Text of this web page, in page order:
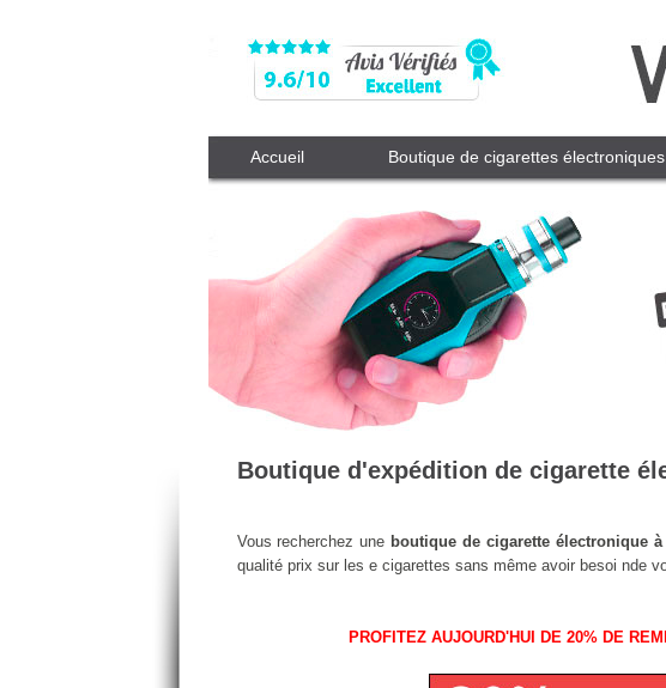
Accueil Boutique de cigarettes électroniques
Boutique d'expédition de cigarette
Vous recherchez une boutique de cigarette électronique
qualité prix sur les e cigarettes sans même avoir besoi nde
PROFITEZ AUJOURD'HUI DE 20% DE